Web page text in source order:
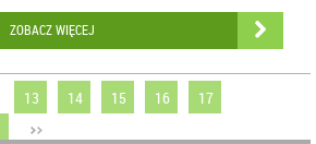
ZOBACZ WIĘCEJ
13 14 15 16
17